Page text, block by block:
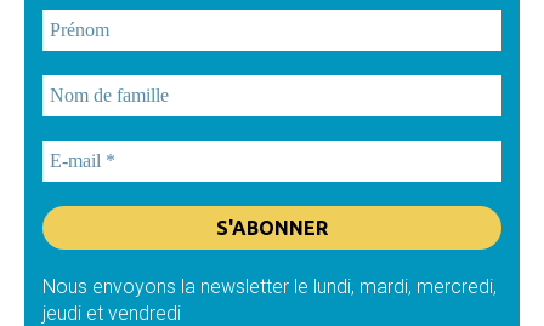
Nous envoyons la newsletter le lundi, mardi, mercredi,
jeudi et vendredi